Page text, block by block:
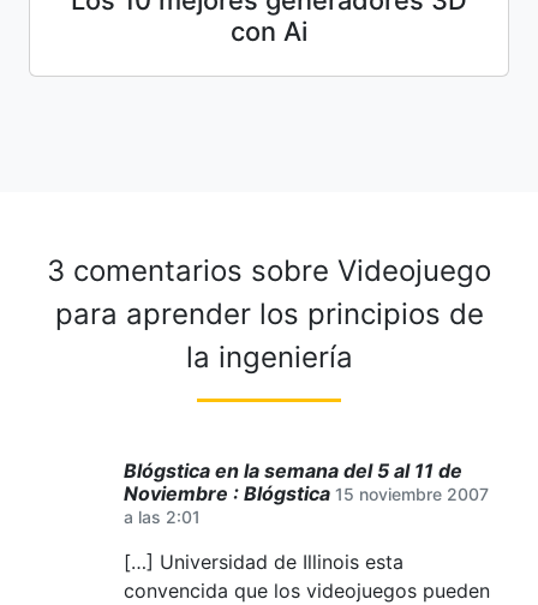
con Ai
3 comentarios sobre Videojuego
para aprender los principios de
la ingeniería
Blógstica en la semana del 5 al 11 de
Noviembre : Blógstica 15 noviembre 2007
a las 2:01
[…] Universidad de Illinois esta
convencida que los videojuegos pueden